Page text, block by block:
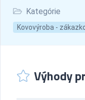
Kategórie
Kovovýroba -
Výhody